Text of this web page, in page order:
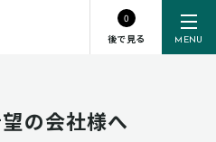
MENU
0
後で見る
の会社様へ